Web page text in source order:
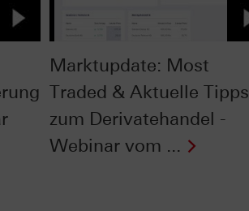
Marktupdate: Most
Traded & Aktuelle Tipps
zum Derivatehandel -
Webinar vom ...